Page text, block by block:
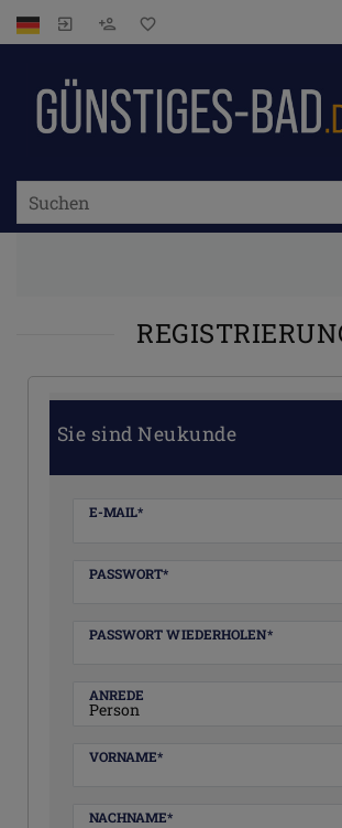
Sie sind Neukunde
E-MAIL*
PASSWORT*
PASSWORT WIEDERHOLEN*
Honig
ANREDE
VORNAME*
NACHNAME*